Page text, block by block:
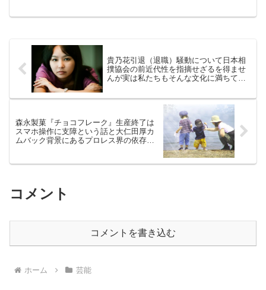
貴乃花引退（退職）騒動について日本相
撲協会の前近代性を指摘せざるを得ませ
んが実は私たちもそんな文化に満ちてい
森永製菓『チョコフレーク』生産終了は
スマホ操作に支障という話と大仁田厚カ
ムバック背景にあるプロレス界の依存問
コメント
コメントを書き込む
ホーム 芸能